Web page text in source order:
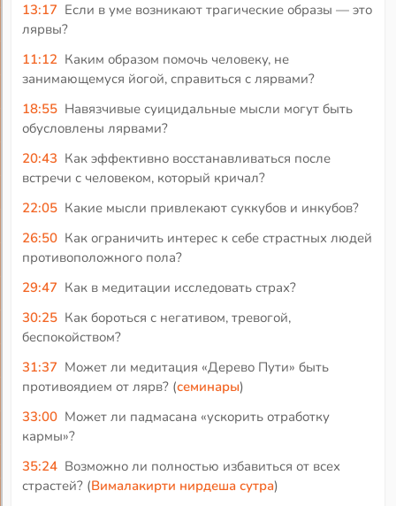
13:17 Если в уме возникают трагические образы — это
лярвы?
11:12 Каким образом помочь человеку, не
занимающемуся йогой, справиться с лярвами?
18:55 Навязчивые суицидальные мысли могут быть
обусловлены лярвами?
20:43 Как эффективно восстанавливаться после
встречи с человеком, который кричал?
22:05 Какие мысли привлекают суккубов и инкубов?
26:50 Как ограничить интерес к себе страстных людей
противоположного пола?
29:47 Как в медитации исследовать страх?
30:25 Как бороться с негативом, тревогой,
беспокойством?
31:37 Может ли медитация «Дерево Пути» быть
противоядием от лярв? (семинары)
33:00 Может ли падмасана «ускорить отработку
кармы»?
35:24 Возможно ли полностью избавиться от всех
страстей? (Вималакирти нирдеша сутра)